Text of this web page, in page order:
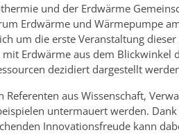
und der Erdwärme
Erdwärme und Wärmepumpe
um die erste Veranstaltung
Erdwärme aus dem Blickwinkel
dezidiert dargestellt
aus Wissenschaft,
untermauert werden.
Innovationsfreude kann